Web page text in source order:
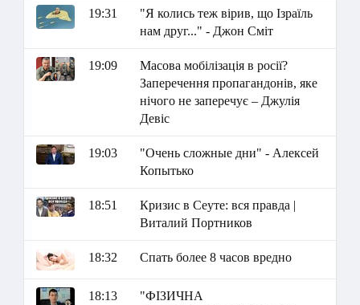
19:31
"Я колись теж вірив, що Ізраїль
нам друг..." - Джон Сміт
19:09
Масова мобілізація в росії?
Заперечення пропагандонів, яке
нічого не заперечує – Джулія
Девіс
19:03
"Очень сложные дни" - Алексей
Копытько
18:51
Кризис в Сеуте: вся правда |
Виталий Портников
18:32 Спать более 8 часов вредно
18:13
"ФІЗИЧНА